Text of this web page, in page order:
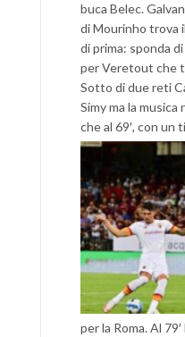
buca Belec.
di Mourinho trova
di prima: sponda
per Veretout che
Sotto di due reti
Simy ma la musica
che al 69′, con un
per la Roma. Al